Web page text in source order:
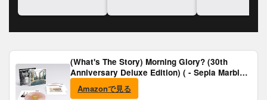
(What's The Story) Morning Glory? (30th
Anniversary Deluxe Edition) ( - Sepia Marble
Vinyl) [Analog]
Amazonで見る